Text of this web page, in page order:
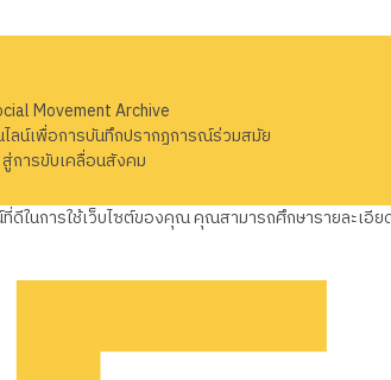
Movement Archive
ลน์เพื่อการบันทึกปรากฏการณ์ร่วมสมัย
การขับเคลื่อนสังคม
ในการใช้เว็บไซต์ของคุณ คุณสามารถศึกษารายละเอีย